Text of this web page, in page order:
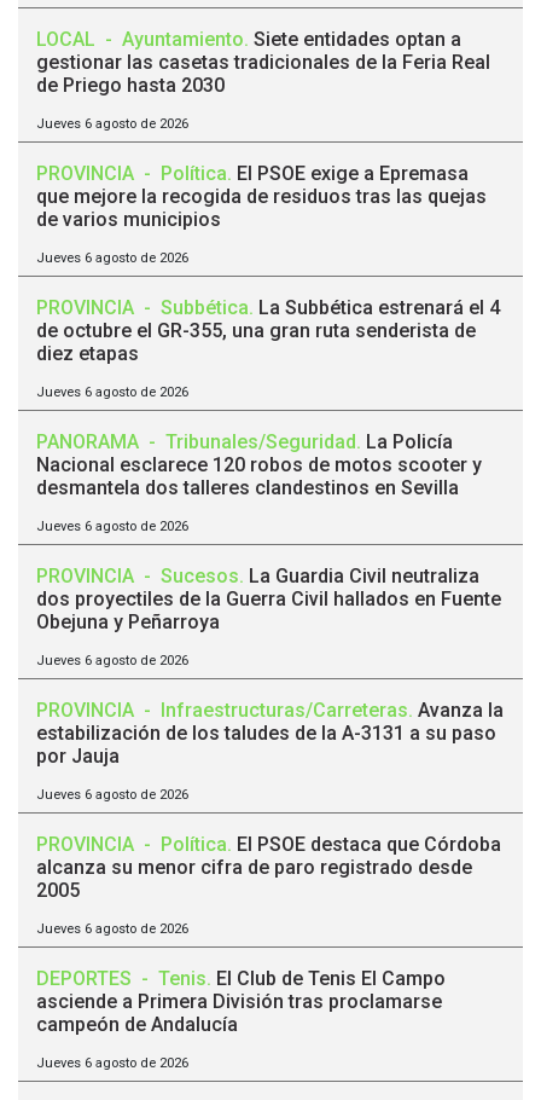
LOCAL - Ayuntamiento. Siete entidades optan a
gestionar las casetas tradicionales de la Feria Real
de Priego hasta 2030
Jueves 6 agosto de 2026
PROVINCIA - Política. El PSOE exige a Epremasa
que mejore la recogida de residuos tras las quejas
de varios municipios
Jueves 6 agosto de 2026
PROVINCIA - Subbética. La Subbética estrenará el 4
de octubre el GR-355, una gran ruta senderista de
diez etapas
Jueves 6 agosto de 2026
PANORAMA - Tribunales/Seguridad. La Policía
Nacional esclarece 120 robos de motos scooter y
desmantela dos talleres clandestinos en Sevilla
Jueves 6 agosto de 2026
PROVINCIA - Sucesos. La Guardia Civil neutraliza
dos proyectiles de la Guerra Civil hallados en Fuente
Obejuna y Peñarroya
Jueves 6 agosto de 2026
PROVINCIA - Infraestructuras/Carreteras. Avanza la
estabilización de los taludes de la A-3131 a su paso
por Jauja
Jueves 6 agosto de 2026
PROVINCIA - Política. El PSOE destaca que Córdoba
alcanza su menor cifra de paro registrado desde
2005
Jueves 6 agosto de 2026
DEPORTES - Tenis. El Club de Tenis El Campo
asciende a Primera División tras proclamarse
campeón de Andalucía
Jueves 6 agosto de 2026